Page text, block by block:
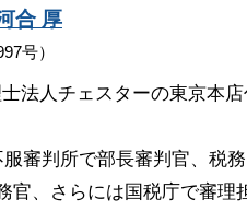
合 厚
号）
法人チェスターの東京本
審判所で部長審判官、税務
官、さらには国税庁で審理